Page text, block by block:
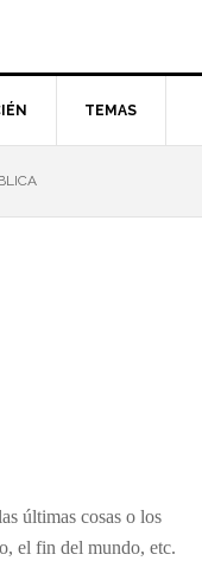
TEMAS
últimas cosas o los
el fin del mundo, etc.